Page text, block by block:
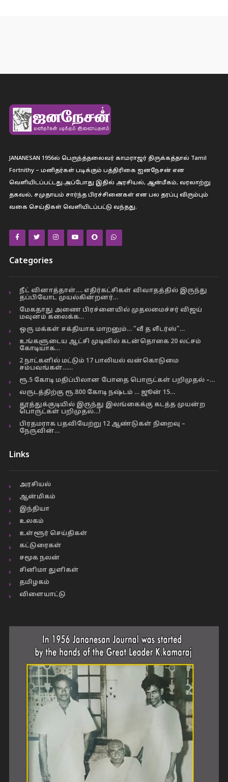
JANANESAN 1956ல் பெருந்த்தலைவர் காமராஜர் திருக்கத்தால் Tamil
Fortnithy – மனிதர்கள் படிக்கும் பத்திரிகை ஐனநேசன் என
வெளியிடப்பட்டது.அப்போது இதில் அரசியல், ஆன்மீகம், வரலாற்று
தகவல், சமுதாயம் சார்ந்த பிரச்சினைகள் என பல தரப்பு விரும்பும்
வகை செய்திகள் வெளியிடப்பட்டு வந்தது.
Categories
நீட் வினாத்தாள்…. எதிர்கட்சிகள் விவாதத்தில் இருந்து
தப்பியோட முயல்கின்றனர்…
மேகதாது அணை பிரச்னையில் முதலமைச்சர் விஜய்
மவுனம் கலைக்க…
ஒரு மக்கள் சக்தியாக மாறனும்… “வீ த லீடர்ஸ்”…
உங்களுடைய ஆட்சி முடிவில் கடன்தொகை 20 லட்சம்
கோடியாக…
2 நாட்களில் மட்டும் 17 பாலியல் வன்கொடுமை
சம்பவங்கள்……
ரூ.5 கோடி மதிப்பிலான போதை பொருட்கள் பறிமுதல் –…
வருடத்திற்கு ரூ.800 கோடி நஷ்டம் … ஜூன் 15…
தூத்துக்குடியில் இருந்து இலங்கைக்கு கடத்த முயன்ற
பொருட்கள் பறிமுதல்…!
பிரதமராக பதவியேற்று 12 ஆண்டுகள் நிறைவு –
நேருவின்…
Links
அரசியல்
ஆன்மிகம்
இந்தியா
உலகம்
உள்ளூர் செய்திகள்
கட்டுரைகள்
சமூக நலன்
சினிமா துளிகள்
தமிழகம்
விளையாட்டு